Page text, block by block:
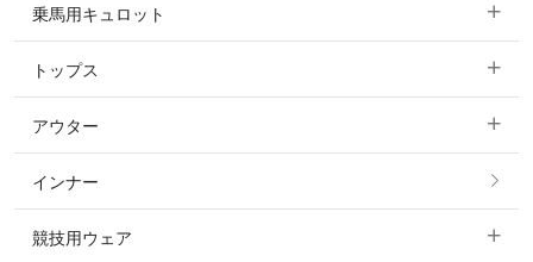
乗馬用キュロット
すべてのキュロット
フルグリップ・尻革 キュロット
ニーグリップ・膝革 キュロット
トップス
すべてのトップス
ポロシャツ
カットソー・Tシャツ・タンクトップ
アウター
すべてのアウター
コート
インナー
競技用ウェア